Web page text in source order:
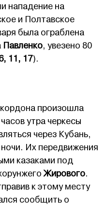
нападение на
и Полтавское
была ограблена
Павленко, увезено 80
11, 17).
кордона произошла
утра черкесы
через Кубань,
Их передвижения
казаками под
Жирового.
к этому месту
сообщить о